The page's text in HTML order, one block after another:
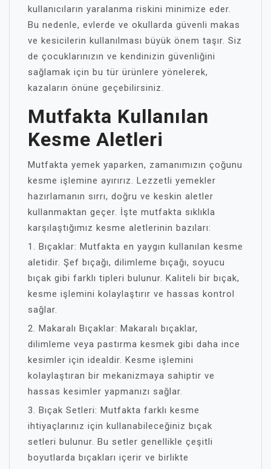
kullanıcıların yaralanma riskini minimize eder.
Bu nedenle, evlerde ve okullarda güvenli makas
ve kesicilerin kullanılması büyük önem taşır. Siz
de çocuklarınızın ve kendinizin güvenliğini
sağlamak için bu tür ürünlere yönelerek,
kazaların önüne geçebilirsiniz.
Mutfakta Kullanılan
Kesme Aletleri
Mutfakta yemek yaparken, zamanımızın çoğunu
kesme işlemine ayırırız. Lezzetli yemekler
hazırlamanın sırrı, doğru ve keskin aletler
kullanmaktan geçer. İşte mutfakta sıklıkla
karşılaştığımız kesme aletlerinin bazıları:
1. Bıçaklar: Mutfakta en yaygın kullanılan kesme
aletidir. Şef bıçağı, dilimleme bıçağı, soyucu
bıçak gibi farklı tipleri bulunur. Kaliteli bir bıçak,
kesme işlemini kolaylaştırır ve hassas kontrol
sağlar.
2. Makaralı Bıçaklar: Makaralı bıçaklar,
dilimleme veya pastırma kesmek gibi daha ince
kesimler için idealdir. Kesme işlemini
kolaylaştıran bir mekanizmaya sahiptir ve
hassas kesimler yapmanızı sağlar.
3. Bıçak Setleri: Mutfakta farklı kesme
ihtiyaçlarınız için kullanabileceğiniz bıçak
setleri bulunur. Bu setler genellikle çeşitli
boyutlarda bıçakları içerir ve birlikte